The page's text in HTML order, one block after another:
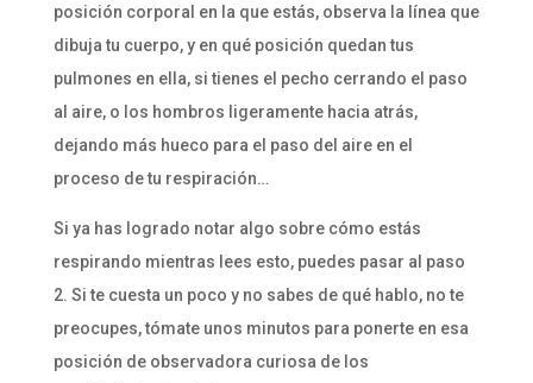
posición corporal en la que estás, observa la línea que
dibuja tu cuerpo, y en qué posición quedan tus
pulmones en ella, si tienes el pecho cerrando el paso
al aire, o los hombros ligeramente hacia atrás,
dejando más hueco para el paso del aire en el
proceso de tu respiración…
Si ya has logrado notar algo sobre cómo estás
respirando mientras lees esto, puedes pasar al paso
2. Si te cuesta un poco y no sabes de qué hablo, no te
preocupes, tómate unos minutos para ponerte en esa
posición de observadora curiosa de los